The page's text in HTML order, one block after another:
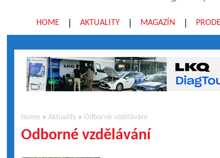
HOME AKTUALITY MAGAZÍN
Home »Aktuality » Odborné vzdělávání
Odborné vzdělávání